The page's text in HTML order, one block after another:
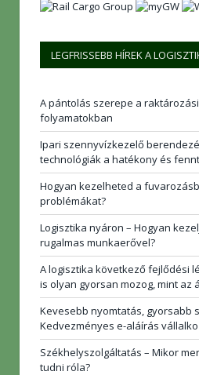
LEGFRISSEBB HÍREK A
A pántolás szerepe a
folyamatokban
Ipari szennyvízkezelő
technológiák a hatékony és
Hogyan kezelheted a
problémákat?
Logisztika nyáron – Hogyan
rugalmas munkaerővel?
A logisztika következő fejlődési
is olyan gyorsan mozog, mint az
Kevesebb nyomtatás, gyorsabb
Kedvezményes e-aláírás
Székhelyszolgáltatás – Mikor
tudni róla?